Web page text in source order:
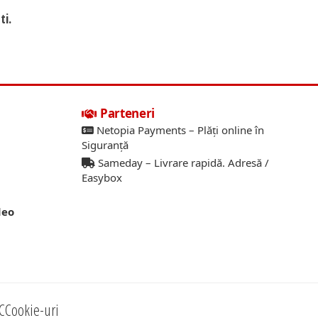
Parteneri
Netopia Payments – Plăți online în
Siguranță
Sameday – Livrare rapidă. Adresă /
Easybox
Cookie-uri